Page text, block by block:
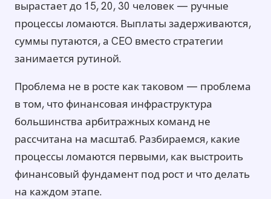
вырастает до 15, 20, 30 человек — ручные
процессы ломаются. Выплаты задерживаются,
суммы путаются, а CEO вместо стратегии
занимается рутиной.
Проблема не в росте как таковом — проблема
в том, что финансовая инфраструктура
большинства арбитражных команд не
рассчитана на масштаб. Разбираемся, какие
процессы ломаются первыми, как выстроить
финансовый фундамент под рост и что делать
на каждом этапе.